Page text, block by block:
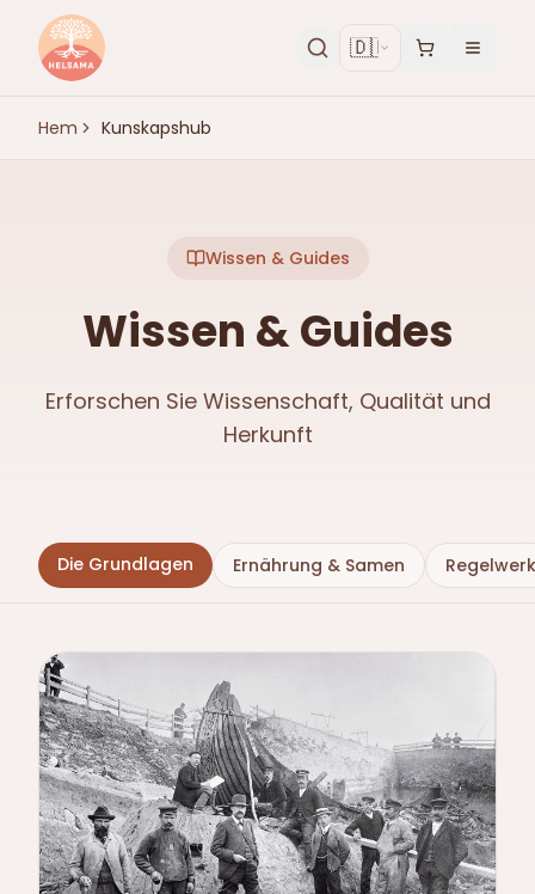
🇩🇪
Hem Kunskapshub
Wissen & Guides
Wissen & Guides
Erforschen Sie Wissenschaft, Qualität und
Herkunft
Die Grundlagen Ernährung & Samen Regelwerk